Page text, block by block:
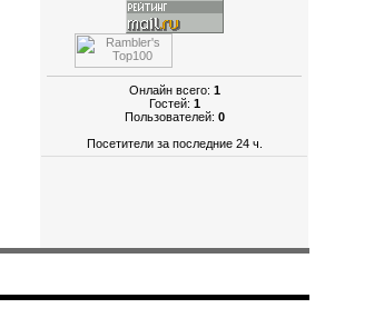
Онлайн всего: 1
Гостей: 1
Пользователей: 0
Посетители за последние 24 ч.